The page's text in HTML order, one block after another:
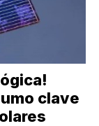
clave